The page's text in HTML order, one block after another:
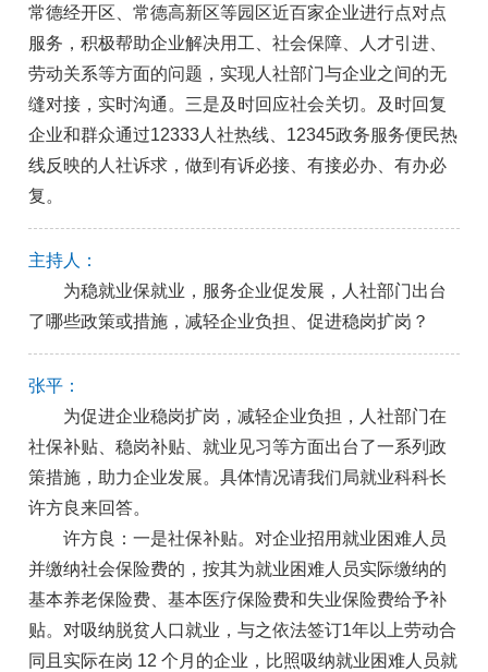
常德经开区、常德高新区等园区近百家企业进行点对点
服务，积极帮助企业解决用工、社会保障、人才引进、
劳动关系等方面的问题，实现人社部门与企业之间的无
缝对接，实时沟通。三是及时回应社会关切。及时回复
企业和群众通过12333人社热线、12345政务服务便民热
线反映的人社诉求，做到有诉必接、有接必办、有办必
复。
主持人：
为稳就业保就业，服务企业促发展，人社部门出台
了哪些政策或措施，减轻企业负担、促进稳岗扩岗？
张平：
为促进企业稳岗扩岗，减轻企业负担，人社部门在
社保补贴、稳岗补贴、就业见习等方面出台了一系列政
策措施，助力企业发展。具体情况请我们局就业科科长
许方良来回答。
许方良：一是社保补贴。对企业招用就业困难人员
并缴纳社会保险费的，按其为就业困难人员实际缴纳的
基本养老保险费、基本医疗保险费和失业保险费给予补
贴。对吸纳脱贫人口就业，与之依法签订1年以上劳动合
同且实际在岗 12 个月的企业，比照吸纳就业困难人员就